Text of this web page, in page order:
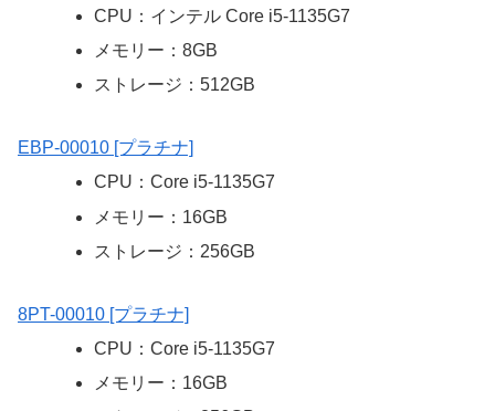
CPU：インテル Core i5-1135G7
メモリー：8GB
ストレージ：512GB
EBP-00010 [プラチナ]
CPU：Core i5-1135G7
メモリー：16GB
ストレージ：256GB
8PT-00010 [プラチナ]
CPU：Core i5-1135G7
メモリー：16GB